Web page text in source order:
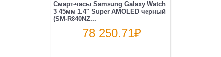
Смарт-часы Samsung Galaxy Watch
3 45мм 1.4″ Super AMOLED черный
(SM-R840NZ...
78 250.71₽